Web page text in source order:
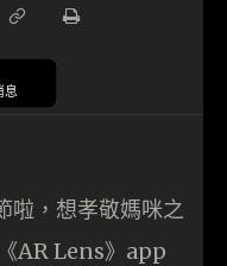
息
啦，想孝敬媽咪之
AR Lens》app